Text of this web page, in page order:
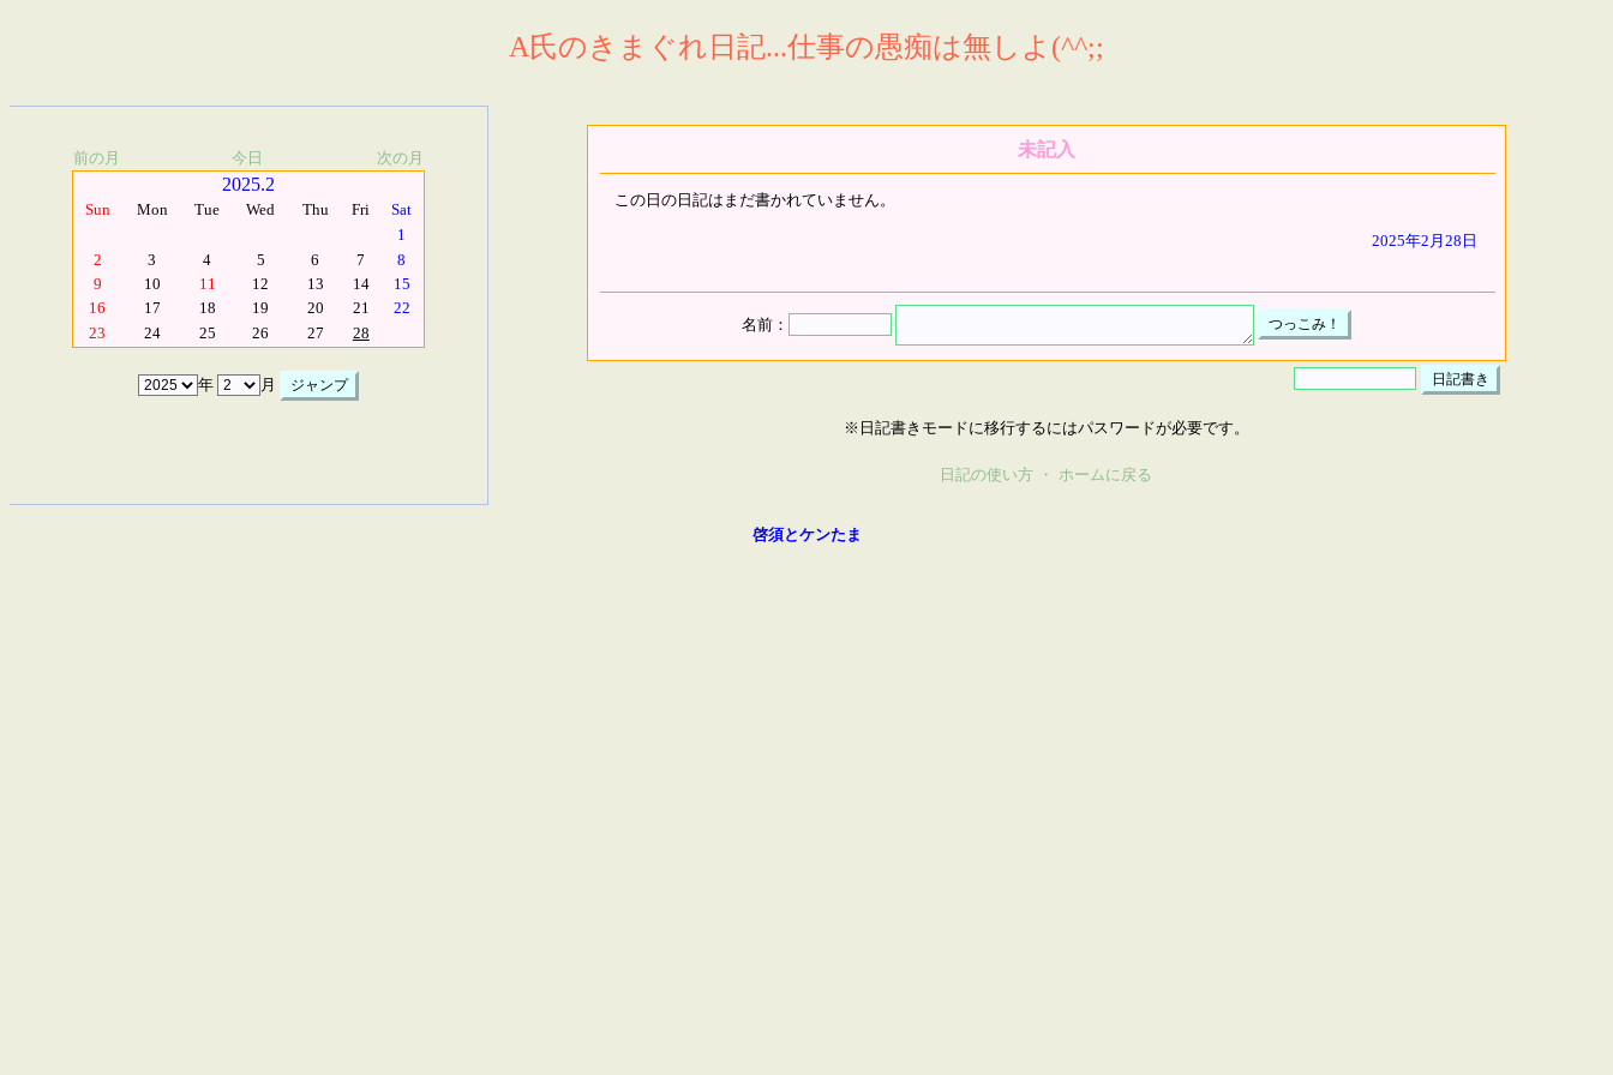
A氏のきまぐれ日記...仕事の愚痴は無しよ(^^;;
前の月 今日 次の月
2025.2
Sun Mon Tue Wed Thu Fri
Sat
1
2
3 4 5 6 7
8
9
10 11 12 13 14
15
16
17 18 19 20 21
22
23
24 25 26 27 28
年 月
未記入
この日の日記はまだ書かれていません。
2025年2月28日
名前：
※日記書きモードに移行するにはパスワードが必要です。
日記の使い方 ・ ホームに戻る
啓須とケンたま